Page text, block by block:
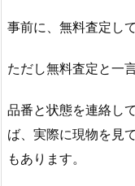
事前に、無料査定し
ただし無料査定と一
品番と状態を連絡し
ば、実際に現物を見
もあります。